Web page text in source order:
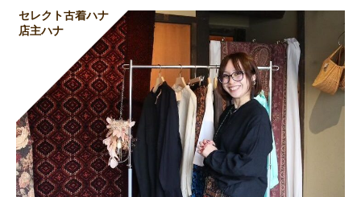
セレクト古着ハナ
店主ハナ